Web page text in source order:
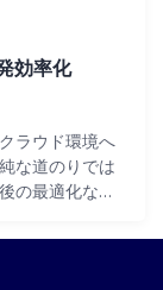
効率化
ラウド環境へ
な道のりでは
の最適化な
な戦略を立て